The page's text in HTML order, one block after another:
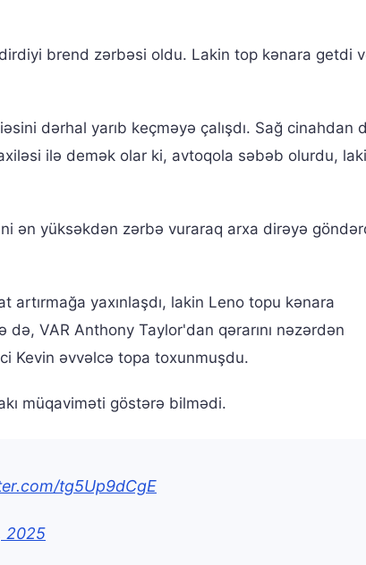
brend zərbəsi oldu. Lakin top kənara getdi
dərhal yarıb keçməyə çalışdı. Sağ cinahdan
ilə demək olar ki, avtoqola səbəb olurdu,
ən yüksəkdən zərbə vuraraq arxa dirəyə
artırmağa yaxınlaşdı, lakin Leno topu kənara
VAR Anthony Taylor'dan qərarını nəzərdən
Kevin əvvəlcə topa toxunmuşdu.
müqaviməti göstərə bilmədi.
tg5Up9dCgE
2025